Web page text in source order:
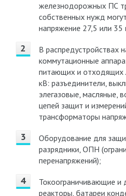
железнодорожных ПС
собственных нужд
напряжение 27,5 или 35
В распредустройствах
коммутационные
питающих и отходящих
кВ: разъединители,
элегазовые, масляные,
цепей защит и
трансформаторы
Оборудование для
разрядники, ОПН
перенапряжений);
Токоограничивающие и
реакторы, батареи